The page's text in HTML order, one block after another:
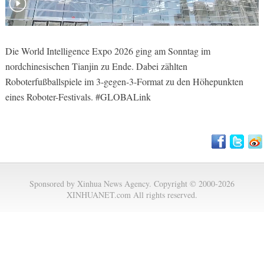
Die World Intelligence Expo 2026 ging am Sonntag im
nordchinesischen Tianjin zu Ende. Dabei zählten
Roboterfußballspiele im 3-gegen-3-Format zu den Höhepunkten
eines Roboter-Festivals. #GLOBALink
Sponsored by Xinhua News Agency. Copyright © 2000-2026
XINHUANET.com All rights reserved.